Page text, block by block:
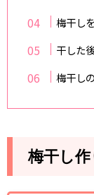
梅干し
干した
梅干し
梅干し